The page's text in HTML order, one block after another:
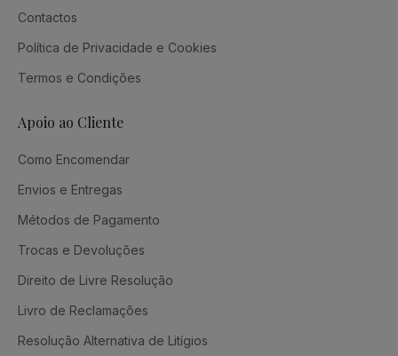
Contactos
Política de Privacidade e Cookies
Termos e Condições
Apoio ao Cliente
Como Encomendar
Envios e Entregas
Métodos de Pagamento
Trocas e Devoluções
Direito de Livre Resolução
Livro de Reclamações
Resolução Alternativa de Litígios